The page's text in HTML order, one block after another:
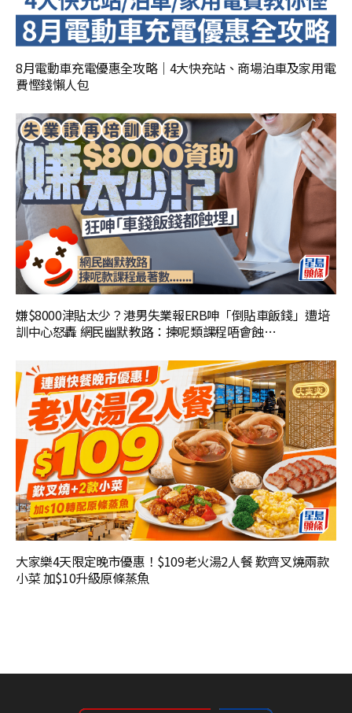
8月電動車充電優惠全攻略｜4大快充站、商場泊車及家用電
費慳錢懶人包
嫌$8000津貼太少？港男失業報ERB呻「倒貼車飯錢」遭培
訓中心怒轟 網民幽默教路：揀呢類課程唔會蝕…
大家樂4天限定晚市優惠！$109老火湯2人餐 歎齊叉燒兩款
小菜 加$10升級原條蒸魚